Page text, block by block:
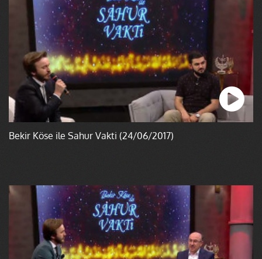
Bekir Köse ile Sahur Vakti (24/06/2017)